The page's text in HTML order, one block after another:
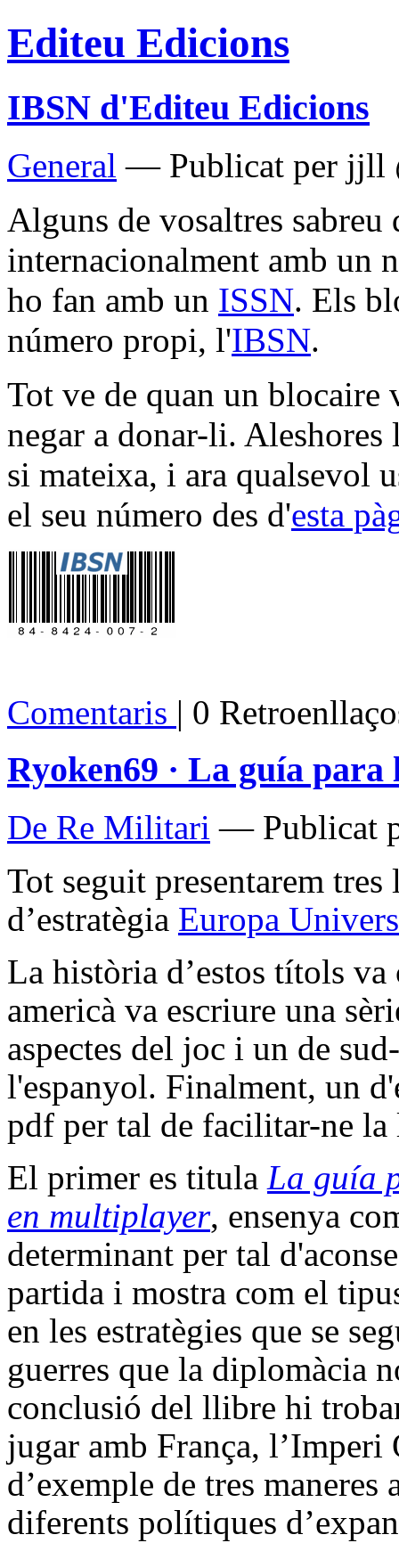
Editeu Edicions
IBSN d'Editeu Edicions
General — Publicat per jjll
Alguns de vosaltres
internacionalment amb un
ho fan amb un ISSN. Els
número propi, l'IBSN.
Tot ve de quan un blocaire
negar a donar-li. Aleshores
si mateixa, i ara qualsevol
el seu número des d'esta
Comentaris | 0
Ryoken69 · La guía
De Re Militari — Publicat
Tot seguit presentarem
d’estratègia Europa
La història d’estos títols
americà va escriure una
aspectes del joc i un de
l'espanyol. Finalment, un
pdf per tal de facilitar-ne
El primer es titula La guía
en multiplayer, ensenya
determinant per tal
partida i mostra com el
en les estratègies que se
guerres que la diplomàcia
conclusió del llibre hi
jugar amb França, l’Imperi
d’exemple de tres
diferents polítiques